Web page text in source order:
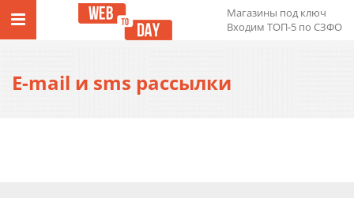
Магазины под ключ
Входим ТОП-5 по СЗФО
E-mail и sms рассылки